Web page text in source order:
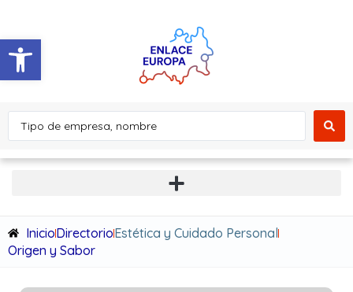
Abrir barra de herramientas
InicioDirectorioEstética y Cuidado Personal
Origen y Sabor